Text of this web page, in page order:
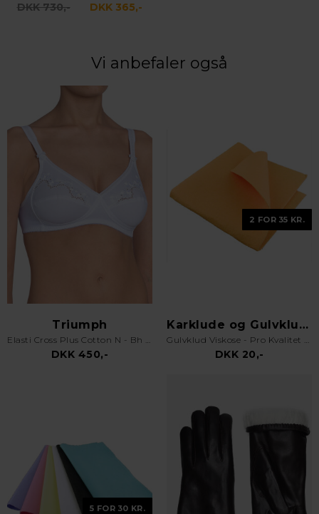
DKK 730,- DKK 365,-
Vi anbefaler også
Triumph
Elasti Cross Plus Cotton N - Bh uden bøjle - Hvid
DKK 450,-
2 FOR 35 KR.
Karklude og Gulvklude
Gulvklud Viskose - Pro Kvalitet - Orange
DKK 20,-
5 FOR 30 KR.